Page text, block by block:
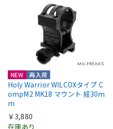
NEW 再入荷
Holy Warrior WILCOXタイプ C
ompM2 MK18 マウント 経30m
m
￥3,880
在庫あり